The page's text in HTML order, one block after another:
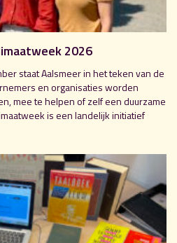
2026
staat Aalsmeer in het teken van de
en organisaties worden
mee te helpen of zelf een duurzame
is een landelijk initiatief